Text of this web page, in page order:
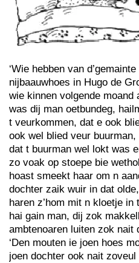
‘Wie hebben van
nijbaauwhoes in Hugo de
wie kinnen volgende moand
was dij man oetbundeg,
t veurkommen, dat e ook
ook wel blied veur
dat t buurman wel lokt was
zo voak op stoepe bie
hoast smeekt haar om n
dochter zaik wuir in dat
haren z’hom mit n kloetje
hai gain man, dij zok
ambtenoaren luiten zok nait
‘Den mouten ie joen hoes
joen dochter ook nait zoveul